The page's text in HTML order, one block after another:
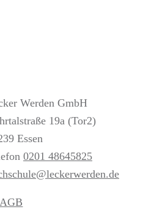
Werden GmbH
19a (Tor2)
Essen
0201 48645825
AGB